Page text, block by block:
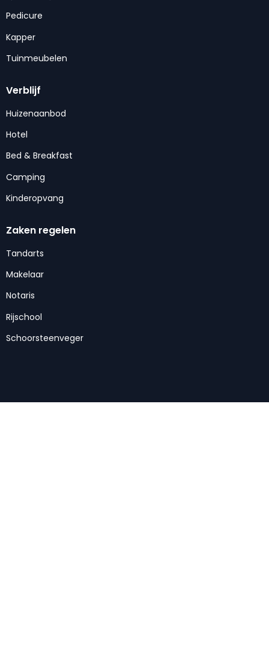
Pedicure
Kapper
Tuinmeubelen
Verblijf
Huizenaanbod
Hotel
Bed & Breakfast
Camping
Kinderopvang
Zaken regelen
Tandarts
Makelaar
Notaris
Rijschool
Schoorsteenveger